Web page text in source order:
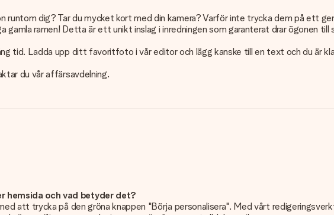
runtom dig? Tar du mycket kort med din kamera? Varför inte trycka dem på ett
gamla ramen! Detta är ett unikt inslag i inredningen som garanterat drar ögonen till
tid. Ladda upp ditt favoritfoto i vår editor och lägg kanske till en text och du är
du vår affärsavdelning.
hemsida och vad betyder det?
att trycka på den gröna knappen "Börja personalisera". Med vårt